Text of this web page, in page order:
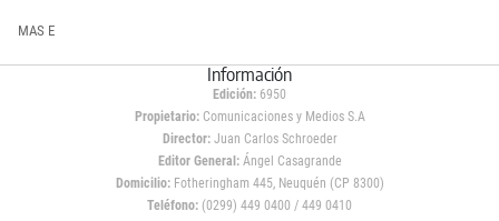
MAS E
Información
Edición: 6950
Propietario:Comunicaciones y Medios S.A
Director: Juan Carlos Schroeder
Editor General:Ángel Casagrande
Domicilio:Fotheringham 445, Neuquén (CP 8300)
Teléfono: (0299) 449 0400 / 449 0410